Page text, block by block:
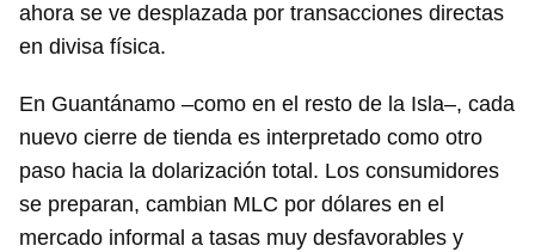
Guardar como favorito
Para poder guardar como favorito, primero has de
iniciar sesión con tu cuenta de 14ymedio.
INICIAR SESIÓN CANCELAR
ahora se ve desplazada por transacciones directas
en divisa física.
En Guantánamo –como en el resto de la Isla–, cada
nuevo cierre de tienda es interpretado como otro
paso hacia la dolarización total. Los consumidores
se preparan, cambian MLC por dólares en el
mercado informal a tasas muy desfavorables y